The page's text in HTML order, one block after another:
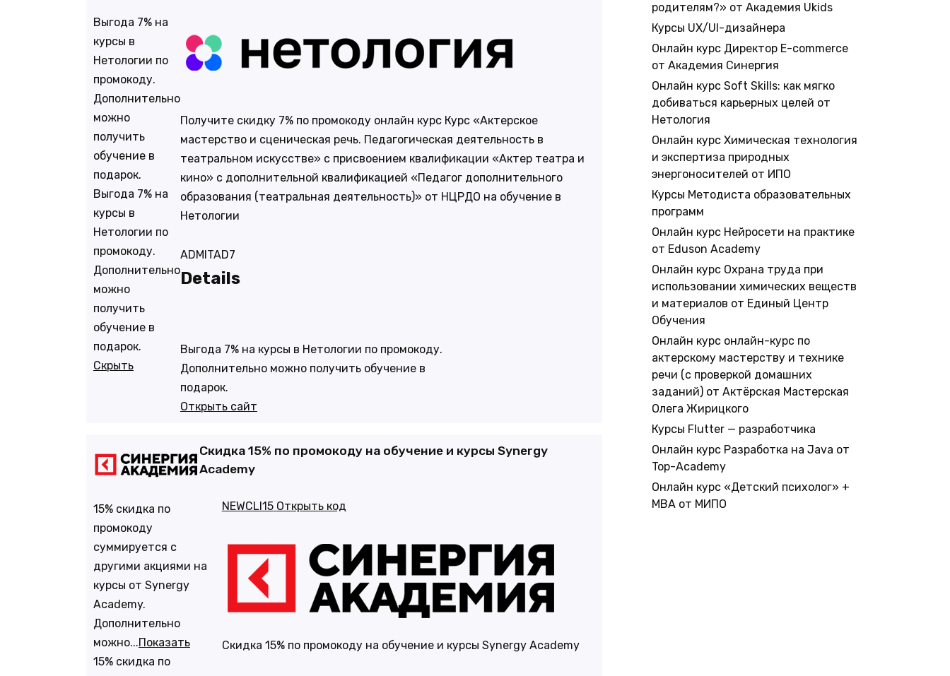
Выгода 7% на
курсы в
Нетологии по
промокоду.
Дополнительно
можно
получить
обучение в
подарок.
Выгода 7% на
курсы в
Нетологии по
промокоду.
Дополнительно
можно
получить
обучение в
подарок.
Скрыть
Получите скидку 7% по промокоду онлайн курс Курс «Актерское
мастерство и сценическая речь. Педагогическая деятельность в
театральном искусстве» с присвоением квалификации «Актер театра и
кино» с дополнительной квалификацией «Педагог дополнительного
образования (театральная деятельность)» от НЦРДО на обучение в
Нетологии
ADMITAD7
Details
Выгода 7% на курсы в Нетологии по промокоду.
Дополнительно можно получить обучение в
подарок.
Открыть сайт
Скидка 15% по промокоду на обучение и курсы Synergy
Academy
15% скидка по
промокоду
суммируется с
другими акциями на
курсы от Synergy
Academy.
Дополнительно
можно...Показать
15% скидка по
NEWCLI15 Открыть код
Скидка 15% по промокоду на обучение и курсы Synergy Academy
родителям?» от Академия Ukids
Курсы UX/UI-дизайнера
Онлайн курс Директор E-commerce
от Академия Синергия
Онлайн курс Soft Skills: как мягко
добиваться карьерных целей от
Нетология
Онлайн курс Химическая технология
и экспертиза природных
энергоносителей от ИПО
Курсы Методиста образовательных
программ
Онлайн курс Нейросети на практике
от Eduson Academy
Онлайн курс Охрана труда при
использовании химических веществ
и материалов от Единый Центр
Обучения
Онлайн курс онлайн-курс по
актерскому мастерству и технике
речи (с проверкой домашних
заданий) от Актёрская Мастерская
Олега Жирицкого
Курсы Flutter — разработчика
Онлайн курс Разработка на Java от
Top-Academy
Онлайн курс «Детский психолог» +
MBA от МИПО